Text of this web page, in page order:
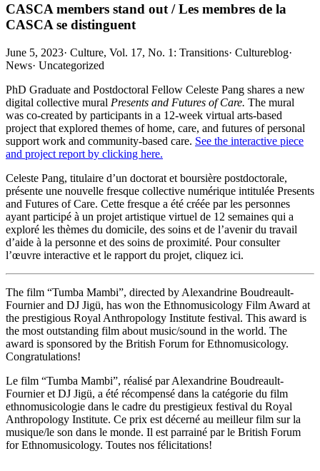
CASCA members stand out / Les membres de la
CASCA se distinguent
June 5, 2023· Culture, Vol. 17, No. 1: Transitions· Cultureblog·
News· Uncategorized
PhD Graduate and Postdoctoral Fellow Celeste Pang shares a new
digital collective mural Presents and Futures of Care. The mural
was co-created by participants in a 12-week virtual arts-based
project that explored themes of home, care, and futures of personal
support work and community-based care. See the interactive piece
and project report by clicking here.
Celeste Pang, titulaire d’un doctorat et boursière postdoctorale,
présente une nouvelle fresque collective numérique intitulée Presents
and Futures of Care. Cette fresque a été créée par les personnes
ayant participé à un projet artistique virtuel de 12 semaines qui a
exploré les thèmes du domicile, des soins et de l’avenir du travail
d’aide à la personne et des soins de proximité. Pour consulter
l’œuvre interactive et le rapport du projet, cliquez ici.
The film “Tumba Mambi”, directed by Alexandrine Boudreault-
Fournier and DJ Jigü, has won the Ethnomusicology Film Award at
the prestigious Royal Anthropology Institute festival. This award is
the most outstanding film about music/sound in the world. The
award is sponsored by the British Forum for Ethnomusicology.
Congratulations!
Le film “Tumba Mambi”, réalisé par Alexandrine Boudreault-
Fournier et DJ Jigü, a été récompensé dans la catégorie du film
ethnomusicologie dans le cadre du prestigieux festival du Royal
Anthropology Institute. Ce prix est décerné au meilleur film sur la
musique/le son dans le monde. Il est parrainé par le British Forum
for Ethnomusicology. Toutes nos félicitations!